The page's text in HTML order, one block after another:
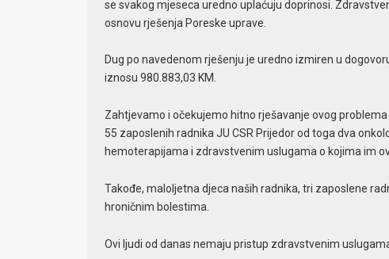
se svakog mjeseca uredno uplaćuju doprinosi.
osnovu rješenja Poreske uprave.
Dug po navedenom rješenju je uredno izmiren u
iznosu 980.883,03 KM.
Zahtjevamo i očekujemo hitno rješavanje ovog
55 zaposlenih radnika JU CSR Prijedor od toga dva
hemoterapijama i zdravstvenim uslugama o kojima im
Takođe, maloljetna djeca naših radnika, tri zaposlene
hroničnim bolestima.
Ovi ljudi od danas nemaju pristup zdravstvenim